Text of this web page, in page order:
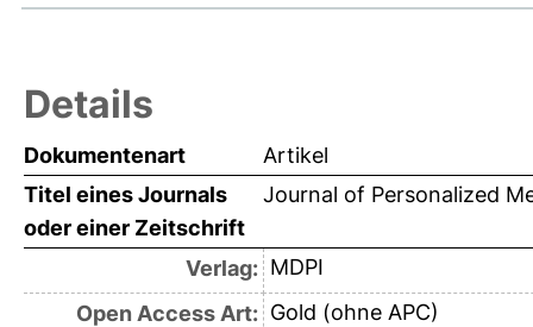
Details
Dokumentenart
Artikel
Titel eines Journals
oder einer Zeitschrift
Journal of Personalized
Verlag: MDPI
Open Access Art: Gold (ohne APC)